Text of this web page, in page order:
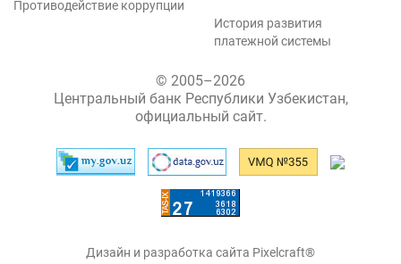
Противодействие коррупции
История развития
платежной системы
© 2005–2026
Центральный банк Республики Узбекистан,
официальный сайт.
Дизайн и разработка сайта Pixelcraft®